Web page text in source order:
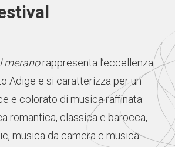
meranorappresenta l’eccellenza
Adige e si caratterizza per un
e colorato di musica raffinata:
romantica, classica e barocca,
musica da camera e musica